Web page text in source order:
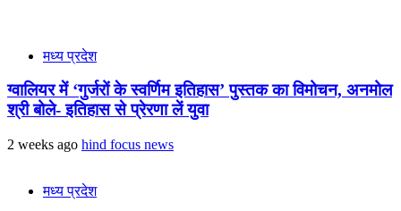
मध्य प्रदेश
ग्वालियर में ‘गुर्जरों के स्वर्णिम इतिहास’ पुस्तक का विमोचन, अनमोल
श्री बोले- इतिहास से प्रेरणा लें युवा
2 weeks ago hind focus news
मध्य प्रदेश